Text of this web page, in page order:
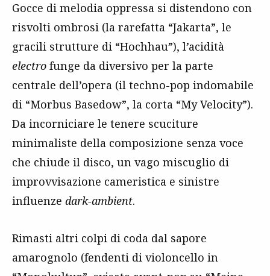
Gocce di melodia oppressa si distendono con
risvolti ombrosi (la rarefatta “Jakarta”, le
gracili strutture di “Hochhau”), l’acidità
electro funge da diversivo per la parte
centrale dell’opera (il techno-pop indomabile
di “Morbus Basedow”, la corta “My Velocity”).
Da incorniciare le tenere scuciture
minimaliste della composizione senza voce
che chiude il disco, un vago miscuglio di
improvvisazione cameristica e sinistre
influenze dark-ambient.
Rimasti altri colpi di coda dal sapore
amarognolo (fendenti di violoncello in